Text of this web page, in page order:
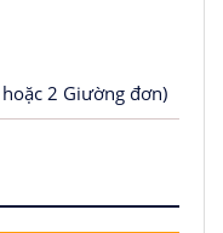
2 Giường đơn)